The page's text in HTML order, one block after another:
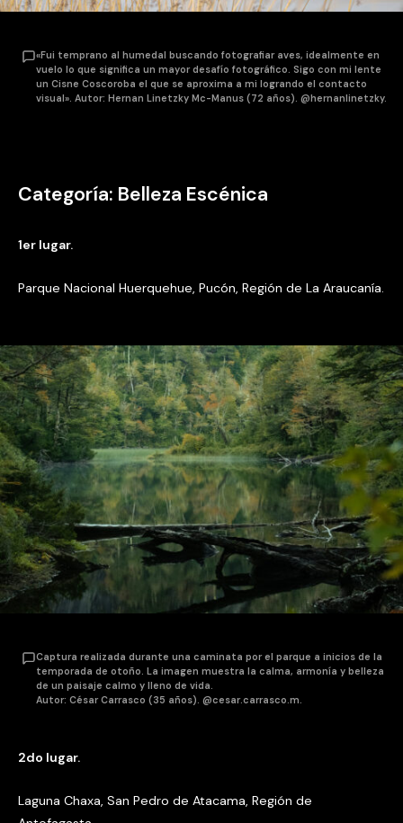
«Fui temprano al humedal buscando fotografiar aves, idealmente en
vuelo lo que significa un mayor desafío fotográfico. Sigo con mi lente
un Cisne Coscoroba el que se aproxima a mi logrando el contacto
visual». Autor: Hernan Linetzky Mc-Manus (72 años). @hernanlinetzky.
Categoría: Belleza Escénica
1er lugar.
Parque Nacional Huerquehue, Pucón, Región de La Araucanía.
Captura realizada durante una caminata por el parque a inicios de la
temporada de otoño. La imagen muestra la calma, armonía y belleza
de un paisaje calmo y lleno de vida.
Autor: César Carrasco (35 años). @cesar.carrasco.m.
2do lugar.
Laguna Chaxa, San Pedro de Atacama, Región de